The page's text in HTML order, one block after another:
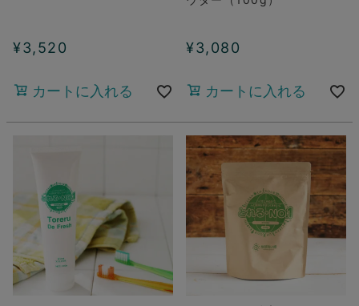
¥3,520
カートに入れる
¥3,080
カートに入れる